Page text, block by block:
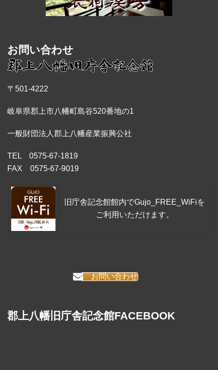
お問い合わせ
〒501-4222
岐阜県郡上市八幡町島谷520番地の1
一般財団法人郡上八幡産業振興公社
TEL 0575-67-1819
FAX 0575-67-9019
旧庁舎記念館館内でGujo_FREE_WiFiを
ご利用いただけます。
お問い合わせ
郡上八幡旧庁舎記念館FACEBOOK